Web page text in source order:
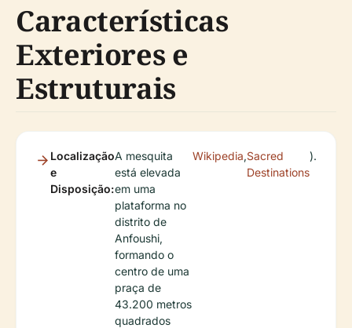
Características
Exteriores e
Estruturais
Localização
e
Disposição:
A mesquita
está elevada
em uma
plataforma no
distrito de
Anfoushi,
formando o
centro de uma
praça de
43.200 metros
quadrados
Wikipedia,Sacred
Destinations
).